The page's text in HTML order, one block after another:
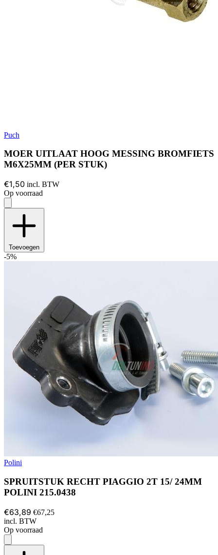
Puch
MOER UITLAAT HOOG MESSING BROMFIETS
M6X25MM (PER STUK)
€1,50 incl. BTW
Op voorraad
Toevoegen
-5%
Polini
SPRUITSTUK RECHT PIAGGIO 2T 15/ 24MM
POLINI 215.0438
€63,89 €67,25
incl. BTW
Op voorraad